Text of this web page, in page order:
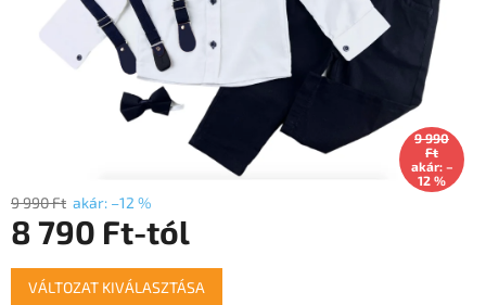
9 990
Ft
akár: –
12 %
9 990 Ft akár: –12 %
8 790 Ft-tól
Egységár:
VÁLTOZAT KIVÁLASZTÁSA